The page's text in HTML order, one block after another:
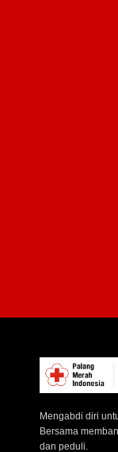
Mengabdi diri
Bersama
dan peduli.